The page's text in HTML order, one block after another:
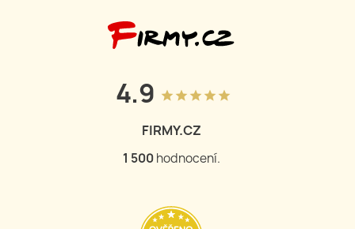
4.9 grade grade grade grade grade
FIRMY.CZ
1 504 hodnocení.